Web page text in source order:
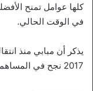
كلها عوامل تمنح
في الوقت الحالي.
يذكر أن مبابي منذ
2017 نجح في المساهمة في 170 هدفاً، بتسجيل 111 وصناعة 59.